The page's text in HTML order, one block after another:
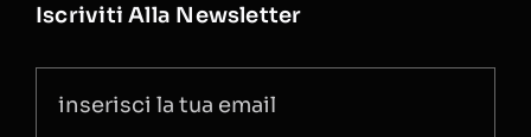
Iscriviti Alla Newsletter